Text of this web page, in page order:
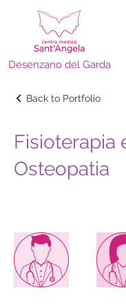
Desenzano del Garda
Back to Portfolio
Fisioterapia
Osteopatia